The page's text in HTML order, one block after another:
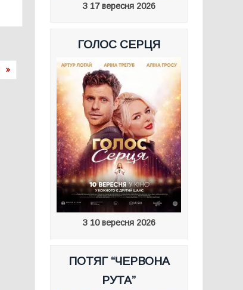
З 17 вересня 2026
ГОЛОС СЕРЦЯ
З 10 вересня 2026
ПОТЯГ “ЧЕРВОНА
РУТА”